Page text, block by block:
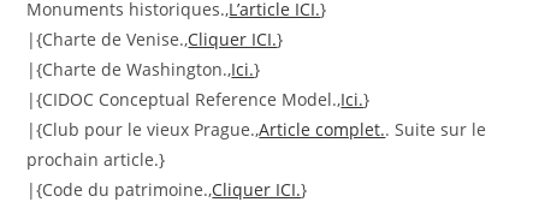
Monuments historiques.,L’article ICI.}
|{Charte de Venise.,Cliquer ICI.}
|{Charte de Washington.,Ici.}
|{CIDOC Conceptual Reference Model.,Ici.}
|{Club pour le vieux Prague.,Article complet.. Suite sur le
prochain article.}
|{Code du patrimoine.,Cliquer ICI.}